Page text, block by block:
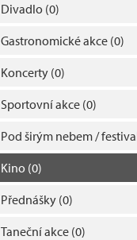
Divadlo (0)
Gastronomické akce (0)
Koncerty (0)
Sportovní akce (0)
Pod širým nebem /
Kino (0)
Přednášky (0)
Taneční akce (0)